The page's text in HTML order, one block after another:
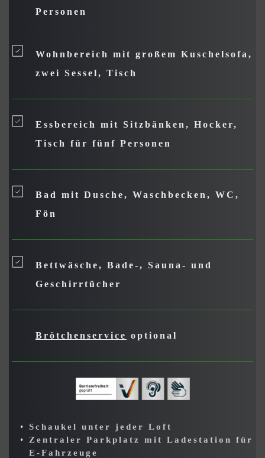
Personen
Wohnbereich mit großem Kuschelsofa,
zwei Sessel, Tisch
Essbereich mit Sitzbänken, Hocker,
Tisch für fünf Personen
Bad mit Dusche, Waschbecken, WC,
Fön
Bettwäsche, Bade-, Sauna- und
Geschirrtücher
Brötchenservice optional
Schaukel unter jeder Loft
Zentraler Parkplatz mit Ladestation für
E-Fahrzeuge